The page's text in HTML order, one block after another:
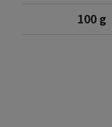
100 g